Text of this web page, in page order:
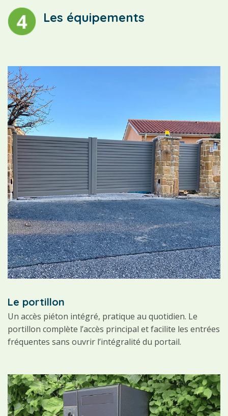
Les équipements
Le portillon
Un accès piéton intégré, pratique au quotidien. Le
portillon complète l’accès principal et facilite les entrées
fréquentes sans ouvrir l’intégralité du portail.